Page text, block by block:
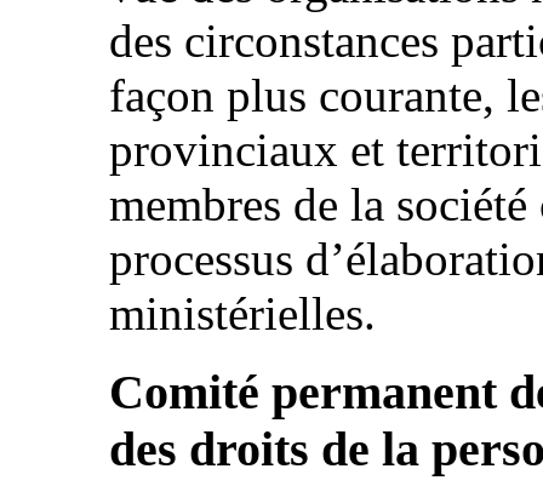
des circonstances
façon plus courante,
provinciaux et
membres de la
processus
ministérielles.
Comité permanent
des droits de la